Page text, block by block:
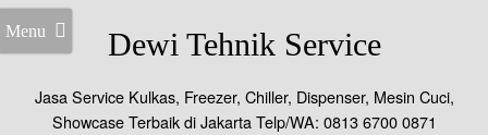
Menu Dewi Tehnik Service
Jasa Service Kulkas, Freezer, Chiller, Dispenser, Mesin Cuci,
Showcase Terbaik di Jakarta Telp/WA: 0813 6700 0871